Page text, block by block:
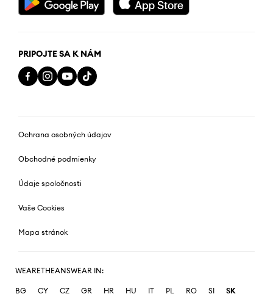
PRIPOJTE SA K NÁM
Ochrana osobných údajov
Obchodné podmienky
Údaje spoločnosti
Vaše Cookies
Mapa stránok
WEARETHEANSWEAR IN:
BG CY CZ GR HR HU IT PL RO SI SK